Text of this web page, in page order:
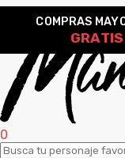
COMPRAS
GRATIS
0